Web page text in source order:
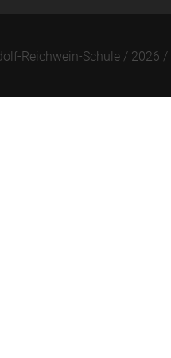
Reichwein-Schule / 2026 /